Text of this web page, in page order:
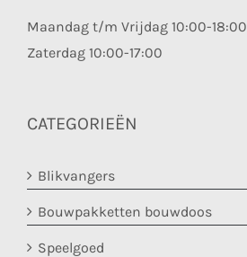
Maandag t/m Vrijdag 10:00-18:00
Zaterdag 10:00-17:00
CATEGORIEËN
Blikvangers
Bouwpakketten bouwdoos
Speelgoed